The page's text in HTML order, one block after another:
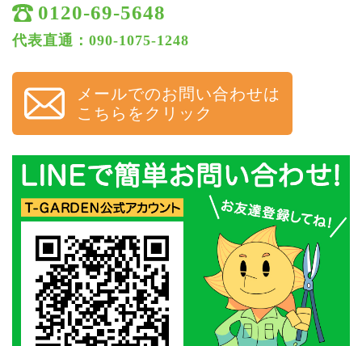
0120-69-5648
代表直通：090-1075-1248
メールでのお問い合わせは
こちらをクリック